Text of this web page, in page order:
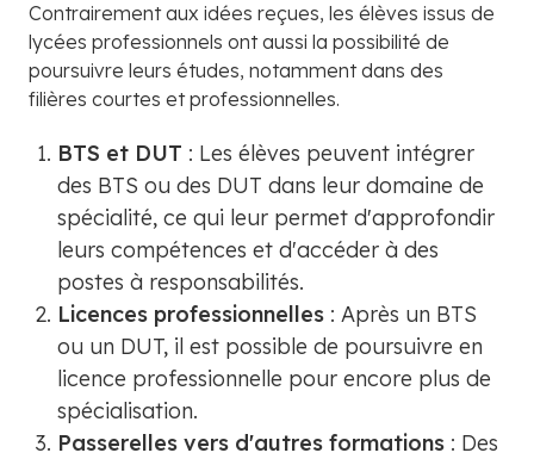
Contrairement aux idées reçues, les élèves issus de
lycées professionnels ont aussi la possibilité de
poursuivre leurs études, notamment dans des
filières courtes et professionnelles.
BTS et DUT : Les élèves peuvent intégrer
des BTS ou des DUT dans leur domaine de
spécialité, ce qui leur permet d'approfondir
leurs compétences et d'accéder à des
postes à responsabilités.
Licences professionnelles : Après un BTS
ou un DUT, il est possible de poursuivre en
licence professionnelle pour encore plus de
spécialisation.
Passerelles vers d'autres formations : Des